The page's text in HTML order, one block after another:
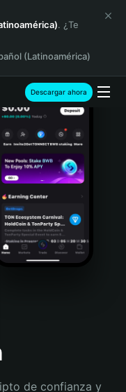
. ¿Te
(Latinoamérica)
Descargar ahora
de confianza y